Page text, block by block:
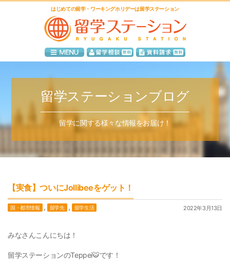
はじめての留学・ワーキングホリデーは留学ステーション
留学ステーションブログ
留学に関する様々な情報をお届け！
【実食】ついにJollibeeをゲット！
国・都市情報 , 留学先 , 留学生活 2022年3月13日
みなさんこんにちは！
留学ステーションのTeppei🐯です！